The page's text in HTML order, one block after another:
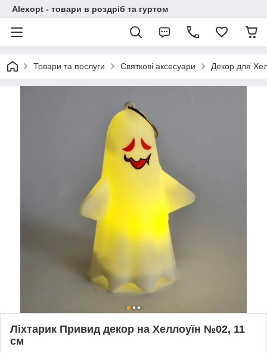
Alexopt - товари в роздріб та гуртом
Товари та послуги Святкові аксесуари Декор для
Ліхтарик Привид декор на Хеллоуїн №02, 11
см